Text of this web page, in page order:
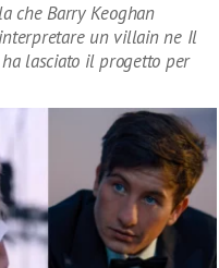
che Barry Keoghan
un villain ne Il
lasciato il progetto per